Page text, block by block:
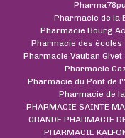
Pharmacie de la
Pharmacie Bourg
Pharmacie des écoles
Pharmacie Vauban Givet
Pharmacie
Pharmacie du Pont de
Pharmacie de
PHARMACIE SAINTE
GRANDE PHARMACIE
PHARMACIE